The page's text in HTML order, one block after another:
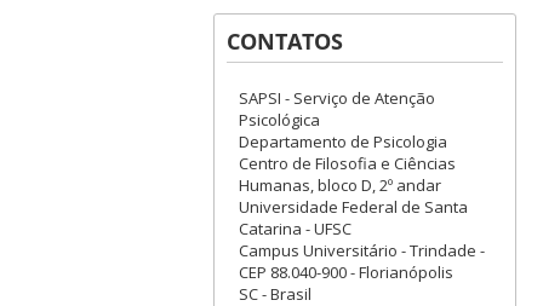
CONTATOS
SAPSI - Serviço de Atenção
Psicológica
Departamento de Psicologia
Centro de Filosofia e Ciências
Humanas, bloco D, 2º andar
Universidade Federal de Santa
Catarina - UFSC
Campus Universitário - Trindade -
CEP 88.040-900 - Florianópolis
SC - Brasil